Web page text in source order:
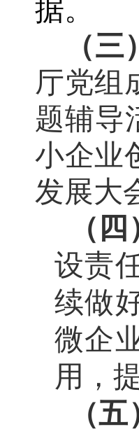
据。
（
厅党组
题辅导
小企业
发展大
（
设责
续做
微企
用，
（